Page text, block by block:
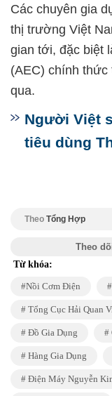
Các chuyên gia
thị trường Việt
gian tới, đặc biệt
(AEC) chính thức
qua.
Người Việt
tiêu dùng
Theo Tổng Hợp
Theo
Từ khóa:
Nồi Cơm Điện
Tổng Cục Hải Quan
Đồ Gia Dụng
Hàng Gia Dụng
Điện Máy Nguyễn